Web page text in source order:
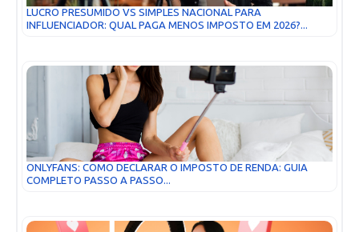
LUCRO PRESUMIDO VS SIMPLES NACIONAL PARA
INFLUENCIADOR: QUAL PAGA MENOS IMPOSTO EM 2026?...
ONLYFANS: COMO DECLARAR O IMPOSTO DE RENDA: GUIA
COMPLETO PASSO A PASSO...